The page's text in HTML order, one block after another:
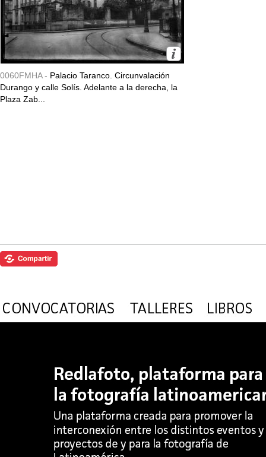
0060FMHA - Palacio Taranco. Circunvalación
Durango y calle Solís. Adelante a la derecha, la
Plaza Zab...